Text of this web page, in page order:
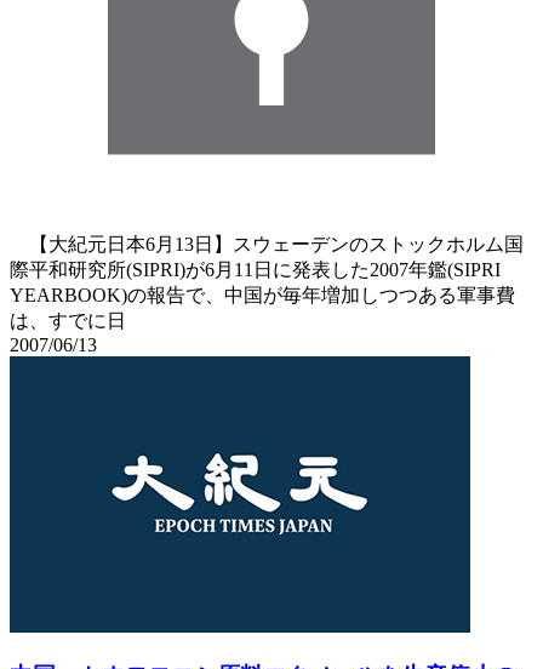
【大紀元日本6月13日】スウェーデンのストックホルム国
際平和研究所(SIPRI)が6月11日に発表した2007年鑑(SIPRI
YEARBOOK)の報告で、中国が毎年増加しつつある軍事費
は、すでに日
2007/06/13